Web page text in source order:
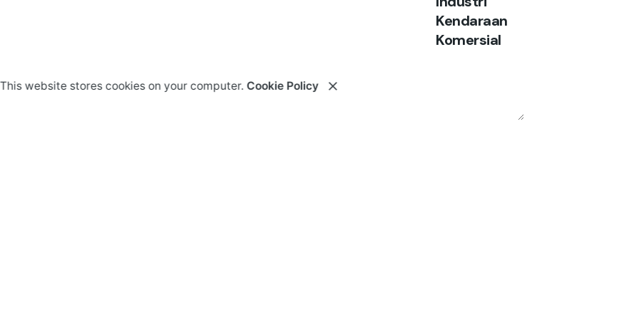
Kendaraan
Komersial
This website stores cookies on your computer. Cookie Policy